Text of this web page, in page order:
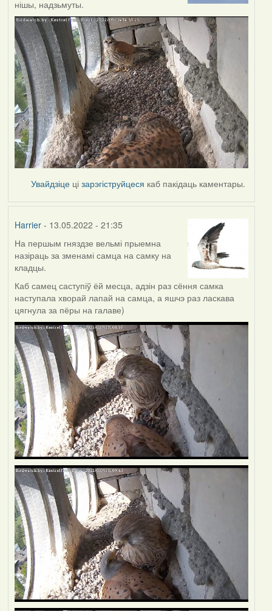
нішы, надзьмуты.
Увайдзіце цізарэгіструйцеся каб пакідаць каментары.
Harrier- 13.05.2022 - 21:35
На першым гняздзе вельмі прыемна
назіраць за зменамі самца на самку на
кладцы.
Каб самец саступіў ёй месца, адзін раз сёння самка
наступала хворай лапай на самца, а яшчэ раз ласкава
цягнула за пёры на галаве)